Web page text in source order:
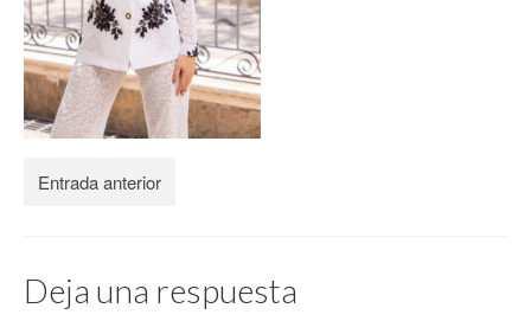
CONTACTO
Entrada anterior
Deja una respuesta